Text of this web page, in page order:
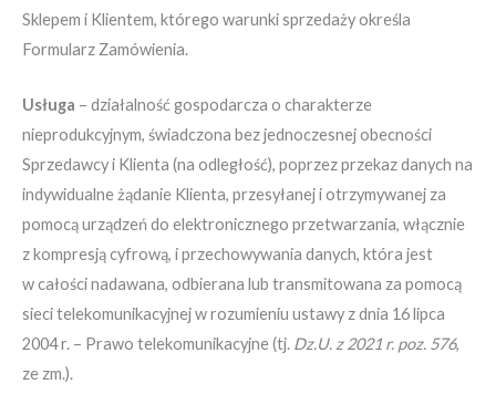
Sklepem i Klientem, którego warunki sprzedaży określa
Formularz Zamówienia.
Usługa – działalność gospodarcza o charakterze
nieprodukcyjnym, świadczona bez jednoczesnej obecności
Sprzedawcy i Klienta (na odległość), poprzez przekaz danych na
indywidualne żądanie Klienta, przesyłanej i otrzymywanej za
pomocą urządzeń do elektronicznego przetwarzania, włącznie
z kompresją cyfrową, i przechowywania danych, która jest
w całości nadawana, odbierana lub transmitowana za pomocą
sieci telekomunikacyjnej w rozumieniu ustawy z dnia 16 lipca
2004 r. – Prawo telekomunikacyjne (tj. Dz.U. z 2021 r. poz. 576,
ze zm.).